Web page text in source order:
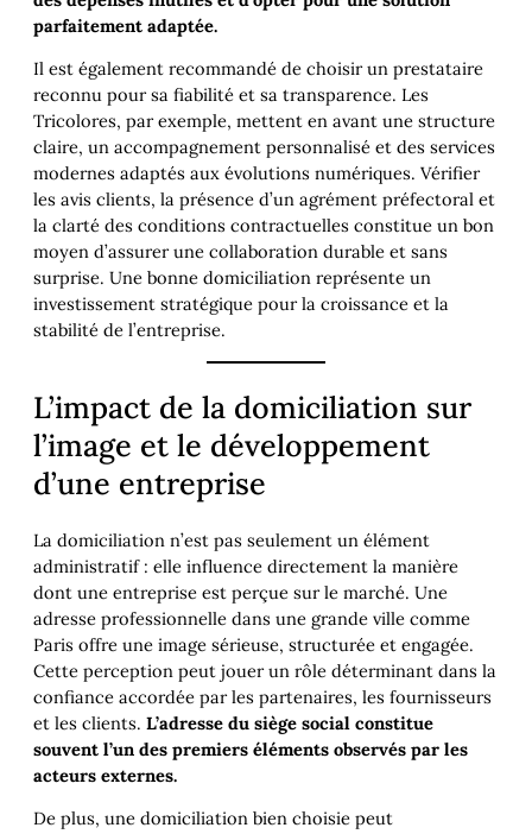
parfaitement adaptée.
Il est également recommandé de choisir un prestataire
reconnu pour sa fiabilité et sa transparence. Les
Tricolores, par exemple, mettent en avant une structure
claire, un accompagnement personnalisé et des services
modernes adaptés aux évolutions numériques. Vérifier
les avis clients, la présence d’un agrément préfectoral et
la clarté des conditions contractuelles constitue un bon
moyen d’assurer une collaboration durable et sans
surprise. Une bonne domiciliation représente un
investissement stratégique pour la croissance et la
stabilité de l’entreprise.
L’impact de la domiciliation sur
l’image et le développement
d’une entreprise
La domiciliation n’est pas seulement un élément
administratif : elle influence directement la manière
dont une entreprise est perçue sur le marché. Une
adresse professionnelle dans une grande ville comme
Paris offre une image sérieuse, structurée et engagée.
Cette perception peut jouer un rôle déterminant dans la
confiance accordée par les partenaires, les fournisseurs
et les clients. L’adresse du siège social constitue
souvent l’un des premiers éléments observés par les
acteurs externes.
De plus, une domiciliation bien choisie peut